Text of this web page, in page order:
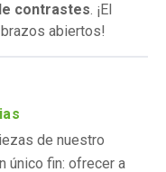
contrastes. ¡El
abiertos!
de nuestro
único fin: ofrecer a